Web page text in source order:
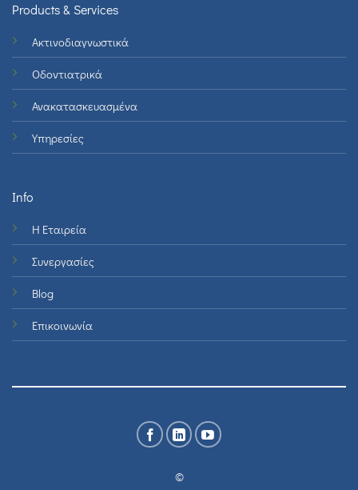
Products & Services
Ακτινοδιαγνωστικά
Οδοντιατρικά
Ανακατασκευασμένα
Υπηρεσίες
Info
Η Εταιρεία
Συνεργασίες
Blog
Επικοινωνία
©